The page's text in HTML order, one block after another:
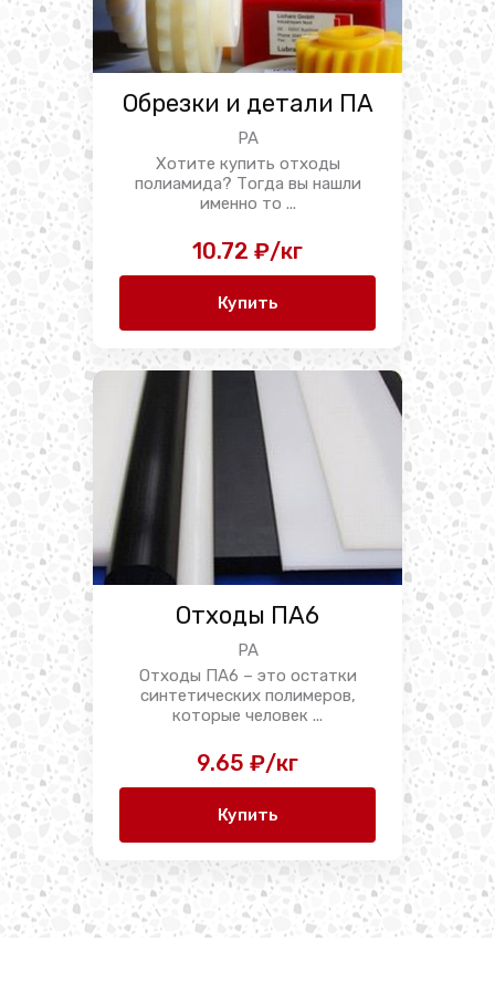
Обрезки и детали ПА
PA
Хотите купить отходы
полиамида? Тогда вы нашли
именно то ...
10.72 ₽/кг
Купить
Отходы ПА6
PA
Отходы ПА6 – это остатки
синтетических полимеров,
которые человек ...
9.65 ₽/кг
Купить